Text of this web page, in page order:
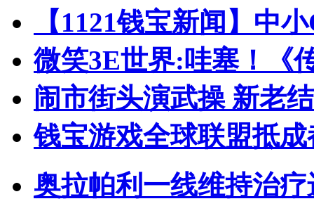
【1121钱宝新闻】中
微笑3E世界:哇塞！《
闹市街头演武操 新老
钱宝游戏全球联盟抵
奥拉帕利一线维持治